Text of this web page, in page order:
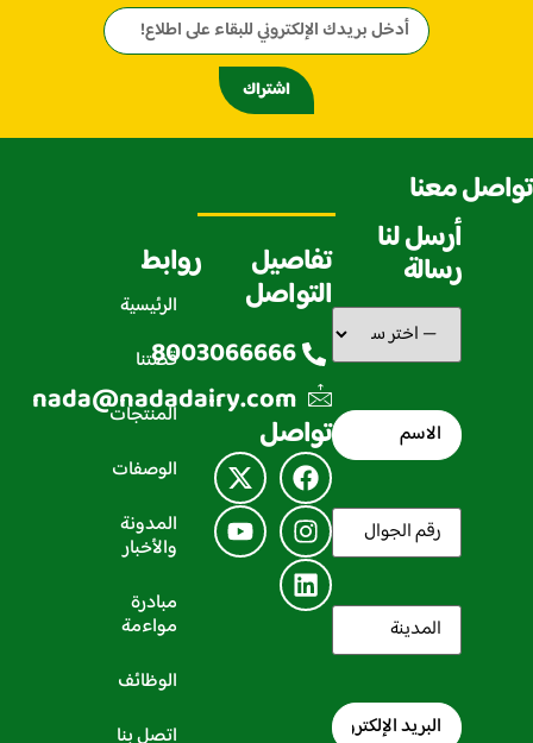
اشتراك
تواصل معنا
أرسل لنا
رسالة
سبب
التواصل(مطلوب)
الاسم(مطلوب)
رقم
الجوال(مطلوب)
المدينة(مطلوب)
البريد
الإلكتروني
تفاصيل
التواصل
8003066666
nada@nadadairy.com
تواصل
روابط
الرئيسية
قصتنا
المنتجات
الوصفات
المدونة
والأخبار
مبادرة
مواءمة
الوظائف